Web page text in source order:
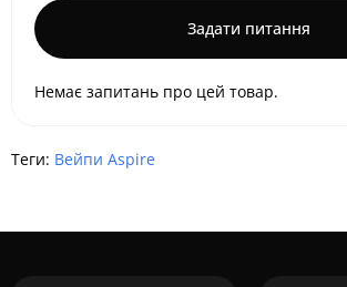
Задати питання
Немає запитань про цей товар.
Теги: Вейпи Aspire